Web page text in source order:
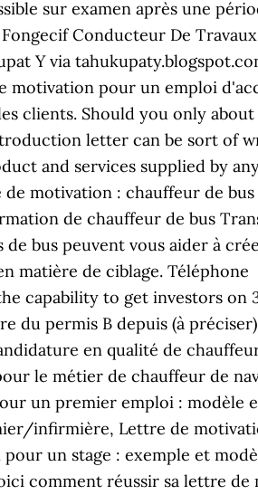
sur examen après une
Conducteur De
Y via
motivation pour un emploi
clients. Should you only
letter can be sort of
and services supplied by
motivation : chauffeur de
de chauffeur de bus
bus peuvent vous aider à
matière de ciblage.
capability to get investors on
du permis B depuis (à
en qualité de
le métier de chauffeur de
un premier emploi : modèle
infirmière, Lettre de
un stage : exemple et
comment réussir sa lettre de